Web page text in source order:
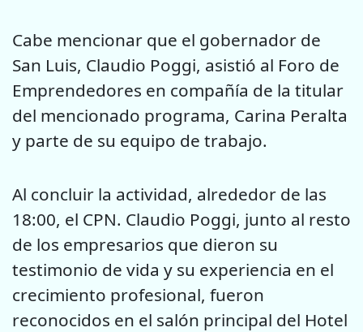
Cabe mencionar que el gobernador de
San Luis, Claudio Poggi, asistió al Foro de
Emprendedores en compañía de la titular
del mencionado programa, Carina Peralta
y parte de su equipo de trabajo.
Al concluir la actividad, alrededor de las
18:00, el CPN. Claudio Poggi, junto al resto
de los empresarios que dieron su
testimonio de vida y su experiencia en el
crecimiento profesional, fueron
reconocidos en el salón principal del Hotel